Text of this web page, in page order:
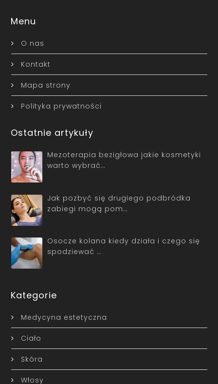
Menu
O nas
Kontakt
Mapa strony
Polityka prywatności
Ostatnie artykuły
Mezoterapia bezigłowa jakie kosmetyki
warto wybrać…
Jak pozbyć się drugiego podbródka
zabiegi mogą pom…
Osocze kolana kiedy działa i czego się
spodziewać …
Kategorie
Medycyna estetyczna
Ciało
Skóra
Włosy